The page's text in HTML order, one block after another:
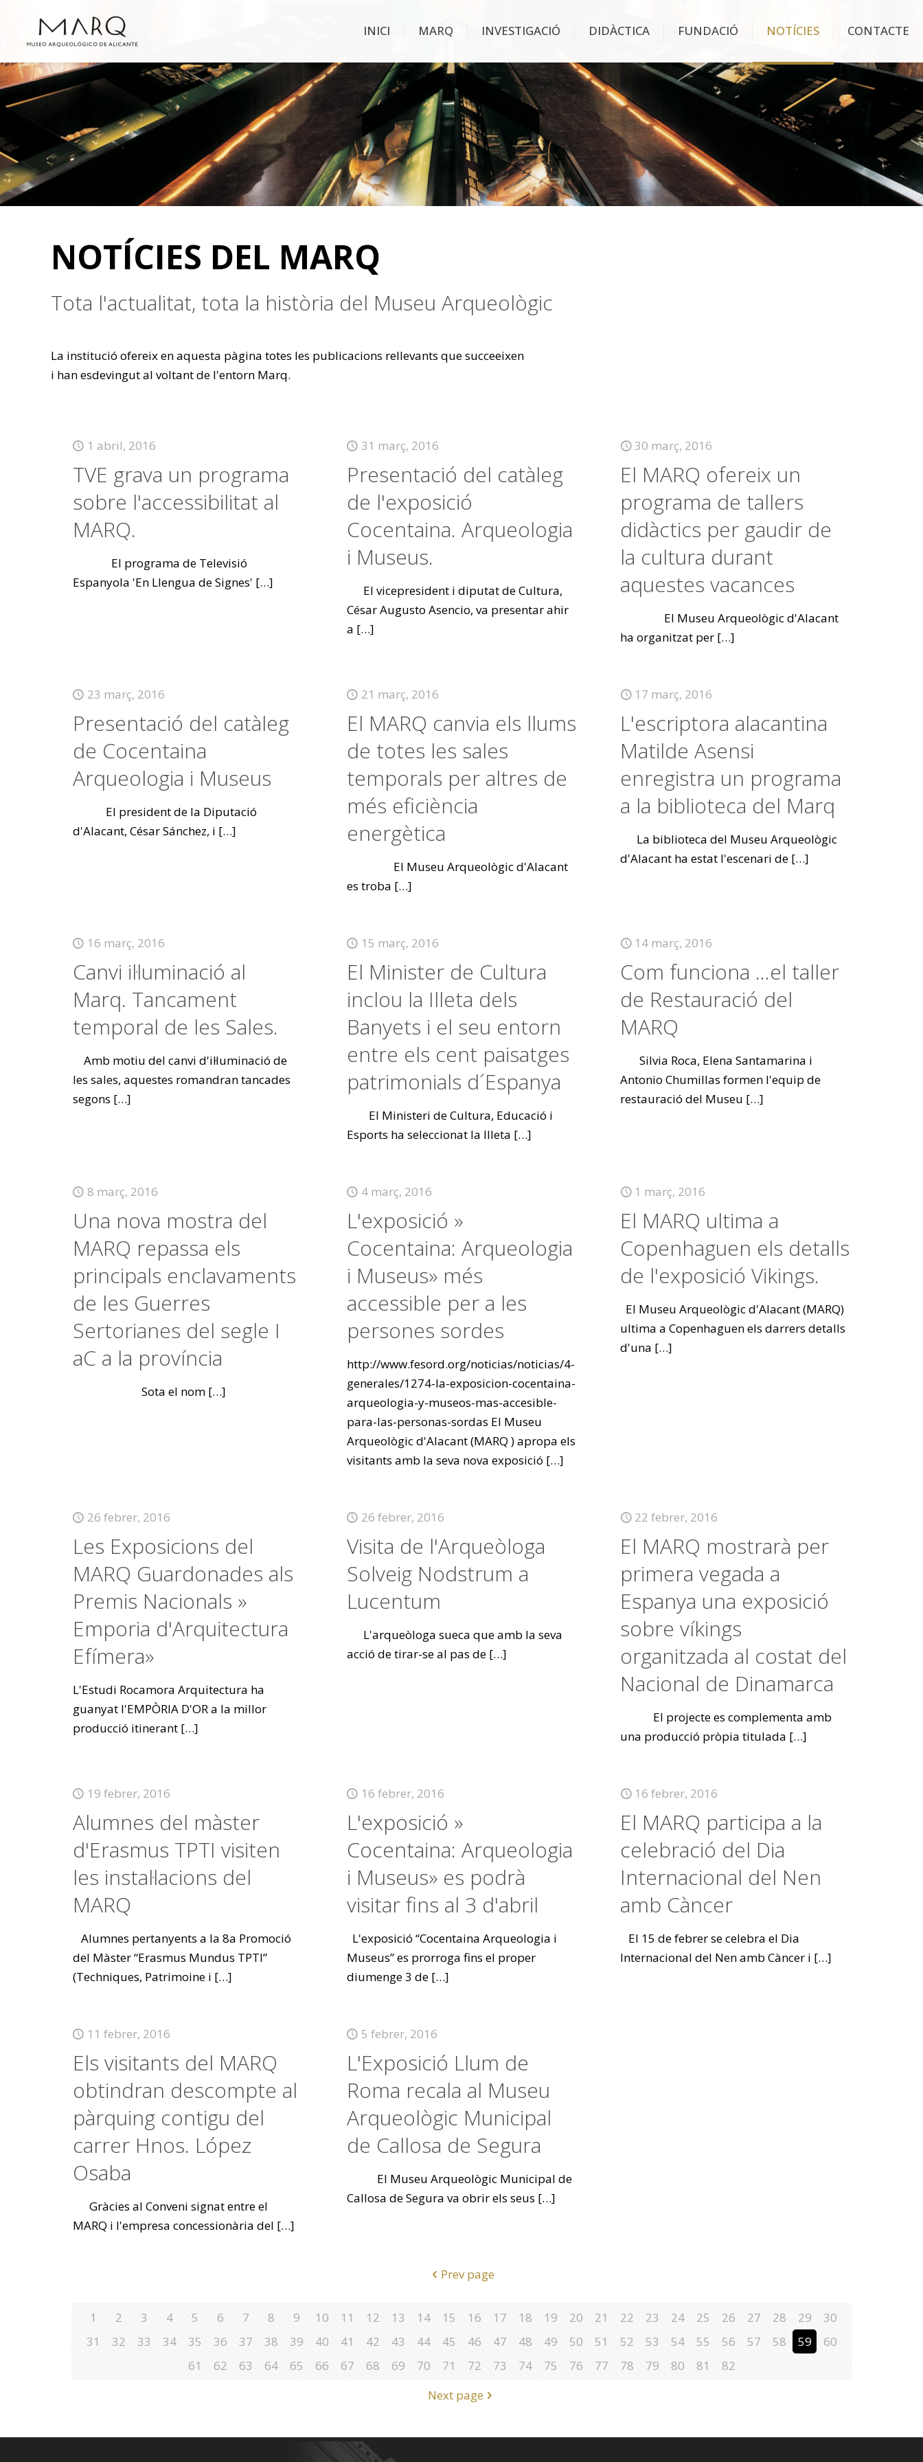
INICI MARQ INVESTIGACIÓ DIDÀCTICA FUNDACIÓ NOTÍCIES CONTACTE
NOTÍCIES DEL MARQ
Tota l'actualitat, tota la història del Museu Arqueològic
La institució ofereix en aquesta pàgina totes les publicacions rellevants que succeeixen
i han esdevingut al voltant de l'entorn Marq.
1 abril, 2016
TVE grava un programa
sobre l'accessibilitat al
MARQ.
El programa de Televisió
Espanyola 'En Llengua de Signes' […]
31 març, 2016
Presentació del catàleg
de l'exposició
Cocentaina. Arqueologia
i Museus.
El vicepresident i diputat de Cultura,
César Augusto Asencio, va presentar ahir
a […]
30 març, 2016
El MARQ ofereix un
programa de tallers
didàctics per gaudir de
la cultura durant
aquestes vacances
El Museu Arqueològic d'Alacant
ha organitzat per […]
23 març, 2016
Presentació del catàleg
de Cocentaina
Arqueologia i Museus
El president de la Diputació
d'Alacant, César Sánchez, i […]
21 març, 2016
El MARQ canvia els llums
de totes les sales
temporals per altres de
més eficiència
energètica
El Museu Arqueològic d'Alacant
es troba […]
17 març, 2016
L'escriptora alacantina
Matilde Asensi
enregistra un programa
a la biblioteca del Marq
La biblioteca del Museu Arqueològic
d'Alacant ha estat l'escenari de […]
16 març, 2016
Canvi il·luminació al
Marq. Tancament
temporal de les Sales.
Amb motiu del canvi d'il·luminació de
les sales, aquestes romandran tancades
segons […]
15 març, 2016
El Minister de Cultura
inclou la Illeta dels
Banyets i el seu entorn
entre els cent paisatges
patrimonials d´Espanya
El Ministeri de Cultura, Educació i
Esports ha seleccionat la Illeta […]
14 març, 2016
Com funciona …el taller
de Restauració del
MARQ
Silvia Roca, Elena Santamarina i
Antonio Chumillas formen l'equip de
restauració del Museu […]
8 març, 2016
Una nova mostra del
MARQ repassa els
principals enclavaments
de les Guerres
Sertorianes del segle I
aC a la província
Sota el nom[…]
4 març, 2016
L'exposició »
Cocentaina: Arqueologia
i Museus» més
accessible per a les
persones sordes
http://www.fesord.org/noticias/noticias/4-
generales/1274-la-exposicion-cocentaina-
arqueologia-y-museos-mas-accesible-
para-las-personas-sordas El Museu
Arqueològic d'Alacant (MARQ ) apropa els
visitants amb la seva nova exposició […]
1 març, 2016
El MARQ ultima a
Copenhaguen els detalls
de l'exposició Vikings.
El Museu Arqueològic d'Alacant (MARQ)
ultima a Copenhaguen els darrers detalls
d'una […]
26 febrer, 2016
Les Exposicions del
MARQ Guardonades als
Premis Nacionals »
Emporia d'Arquitectura
Efímera»
L'Estudi Rocamora Arquitectura ha
guanyat l'EMPÒRIA D'OR a la millor
producció itinerant[…]
26 febrer, 2016
Visita de l'Arqueòloga
Solveig Nodstrum a
Lucentum
L'arqueòloga sueca que amb la seva
acció de tirar-se al pas de[…]
22 febrer, 2016
El MARQ mostrarà per
primera vegada a
Espanya una exposició
sobre víkings
organitzada al costat del
Nacional de Dinamarca
El projecte es complementa amb
una producció pròpia titulada […]
19 febrer, 2016
Alumnes del màster
d'Erasmus TPTI visiten
les instal·lacions del
MARQ
Alumnes pertanyents a la 8a Promoció
del Màster “Erasmus Mundus TPTI”
(Techniques, Patrimoine i […]
16 febrer, 2016
L'exposició »
Cocentaina: Arqueologia
i Museus» es podrà
visitar fins al 3 d'abril
L'exposició “Cocentaina Arqueologia i
Museus” es prorroga fins el proper
diumenge 3 de[…]
16 febrer, 2016
El MARQ participa a la
celebració del Dia
Internacional del Nen
amb Càncer
El 15 de febrer se celebra el Dia
Internacional del Nen amb Càncer i […]
11 febrer, 2016
Els visitants del MARQ
obtindran descompte al
pàrquing contigu del
carrer Hnos. López
Osaba
Gràcies al Conveni signat entre el
MARQ i l'empresa concessionària del […]
5 febrer, 2016
L'Exposició Llum de
Roma recala al Museu
Arqueològic Municipal
de Callosa de Segura
El Museu Arqueològic Municipal de
Callosa de Segura va obrir els seus […]
Prev page
1 2 3 4 5 6 7 8 9 10 11 12 13 14 15 16 17 18 19 20 21 22 23 24 25 26 27 28 29
30
31
32 33 34 35 36 37 38 39 40 41 42 43 44 45 46 47 48 49 50 51 52 53 54 55 56 57 58 59
60
61
62 63 64 65 66 67 68 69 70 71 72 73 74 75 76 77 78 79 80 81
82
Next page